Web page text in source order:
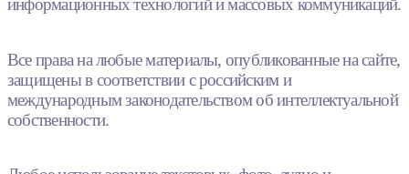
информационных технологий и массовых коммуникаций.
Все права на любые материалы, опубликованные на сайте,
защищены в соответствии с российским и
международным законодательством об интеллектуальной
собственности.